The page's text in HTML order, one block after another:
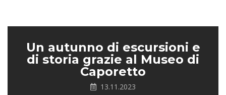
Un autunno di escursioni e
di storia grazie al Museo di
Caporetto
13.11.2023